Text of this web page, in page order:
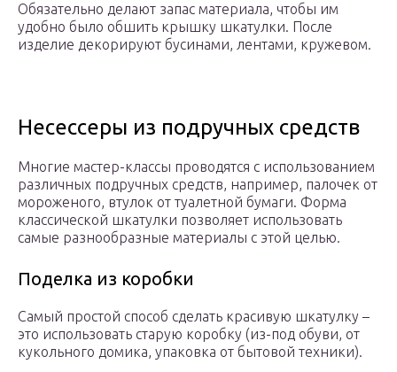
Обязательно делают запас материала, чтобы им
удобно было обшить крышку шкатулки. После
изделие декорируют бусинами, лентами, кружевом.
Несессеры из подручных средств
Многие мастер-классы проводятся с использованием
различных подручных средств, например, палочек от
мороженого, втулок от туалетной бумаги. Форма
классической шкатулки позволяет использовать
самые разнообразные материалы с этой целью.
Поделка из коробки
Самый простой способ сделать красивую шкатулку –
это использовать старую коробку (из-под обуви, от
кукольного домика, упаковка от бытовой техники).